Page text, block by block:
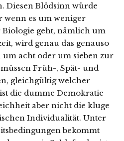
Diesen Blödsinn würde
wenn es um weniger
geht, nämlich um
wird genau das genauso
um acht oder um sieben zur
Früh-, Spät- und
gleichgültig welcher
die dumme Demokratie
aber nicht die kluge
Individualität. Unter
bekommt